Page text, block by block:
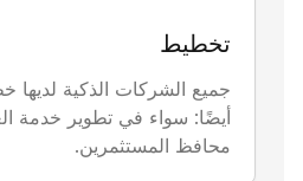
لتأجير السيارات من مختلف الفئات
خدمة العملاء. لقد بدأنا التأجير
تخطيط
جميع الشركات الذكية لديها
أيضًا: سواء في تطوير خدمة
محافظ المستثمرين.